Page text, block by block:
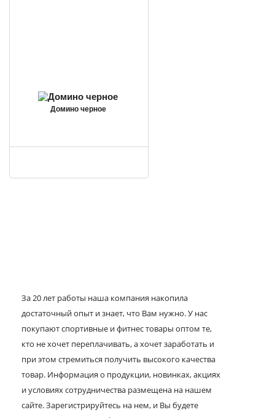
Домино черное
За 20 лет работы наша компания накопила
достаточный опыт и знает, что Вам нужно. У нас
покупают спортивные и фитнес товары оптом те,
кто не хочет переплачивать, а хочет заработать и
при этом стремиться получить высокого качества
товар. Информация о продукции, новинках, акциях
и условиях сотрудничества размещена на нашем
сайте. Зарегистрируйтесь на нем, и Вы будете